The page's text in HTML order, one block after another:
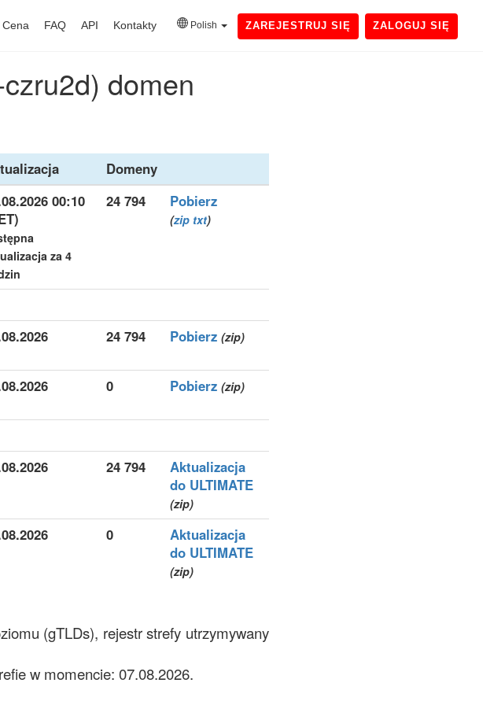
Cena FAQ API Kontakty Polish ZAREJESTRUJ SIĘ ZALOGUJ SIĘ
domen
Domeny
00:10
za 4
24 794 Pobierz
(zip txt)
24 794 Pobierz (zip)
0 Pobierz (zip)
24 794
Aktualizacja
do ULTIMATE
(zip)
0
Aktualizacja
do ULTIMATE
(zip)
(gTLDs), rejestr strefy utrzymywany
w momencie: 07.08.2026.